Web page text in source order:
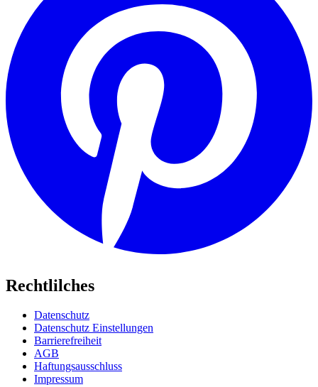
Rechtlilches
Datenschutz
Datenschutz Einstellungen
Barrierefreiheit
AGB
Haftungsausschluss
Impressum